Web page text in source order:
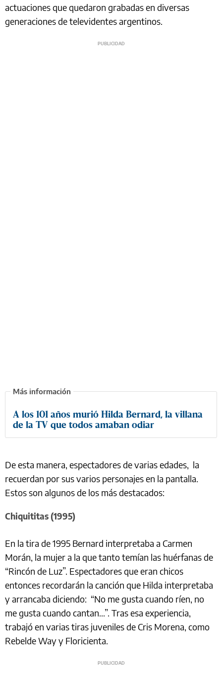
actuaciones que quedaron grabadas en diversas
generaciones de televidentes argentinos.
A los 101 años murió Hilda Bernard, la villana
de la TV que todos amaban odiar
De esta manera, espectadores de varias edades, la
recuerdan por sus varios personajes en la pantalla.
Estos son algunos de los más destacados:
Chiquititas (1995)
En la tira de 1995 Bernard interpretaba a Carmen
Morán, la mujer a la que tanto temían las huérfanas de
“Rincón de Luz”. Espectadores que eran chicos
entonces recordarán la canción que Hilda interpretaba
y arrancaba diciendo: “No me gusta cuando ríen, no
me gusta cuando cantan...”. Tras esa experiencia,
trabajó en varias tiras juveniles de Cris Morena, como
Rebelde Way y Floricienta.